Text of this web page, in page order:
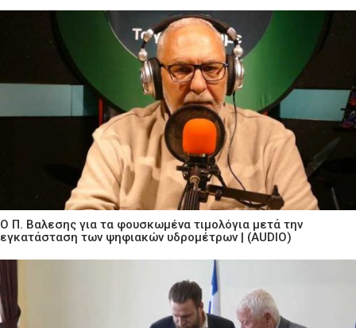
Ο Π. Βαλεσης για τα φουσκωμένα τιμολόγια μετά την
εγκατάσταση των ψηφιακών υδρομέτρων | (AUDIO)